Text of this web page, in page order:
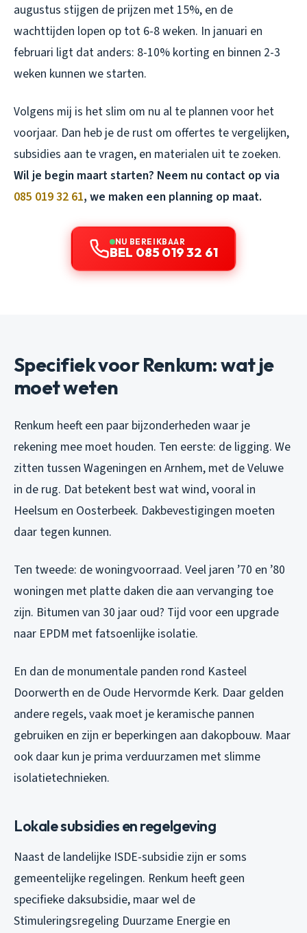
augustus stijgen de prijzen met 15%, en de
wachttijden lopen op tot 6-8 weken. In januari en
februari ligt dat anders: 8-10% korting en binnen 2-3
weken kunnen we starten.
Volgens mij is het slim om nu al te plannen voor het
voorjaar. Dan heb je de rust om offertes te vergelijken,
subsidies aan te vragen, en materialen uit te zoeken.
Wil je begin maart starten? Neem nu contact op via
085 019 32 61, we maken een planning op maat.
NU BEREIKBAAR
BEL 085 019 32 61
Specifiek voor Renkum: wat je
moet weten
Renkum heeft een paar bijzonderheden waar je
rekening mee moet houden. Ten eerste: de ligging. We
zitten tussen Wageningen en Arnhem, met de Veluwe
in de rug. Dat betekent best wat wind, vooral in
Heelsum en Oosterbeek. Dakbevestigingen moeten
daar tegen kunnen.
Ten tweede: de woningvoorraad. Veel jaren ’70 en ’80
woningen met platte daken die aan vervanging toe
zijn. Bitumen van 30 jaar oud? Tijd voor een upgrade
naar EPDM met fatsoenlijke isolatie.
En dan de monumentale panden rond Kasteel
Doorwerth en de Oude Hervormde Kerk. Daar gelden
andere regels, vaak moet je keramische pannen
gebruiken en zijn er beperkingen aan dakopbouw. Maar
ook daar kun je prima verduurzamen met slimme
isolatietechnieken.
Lokale subsidies en regelgeving
Naast de landelijke ISDE-subsidie zijn er soms
gemeentelijke regelingen. Renkum heeft geen
specifieke daksubsidie, maar wel de
Stimuleringsregeling Duurzame Energie en